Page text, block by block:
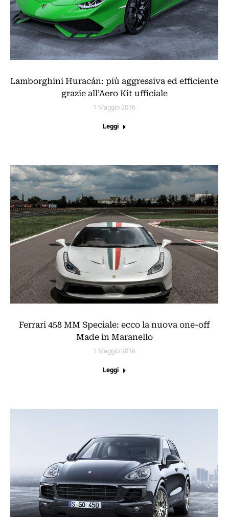
Lamborghini Huracán: più aggressiva ed efficiente
grazie all’Aero Kit ufficiale
1 Maggio 2016
Leggi
Ferrari 458 MM Speciale: ecco la nuova one-off
Made in Maranello
1 Maggio 2016
Leggi